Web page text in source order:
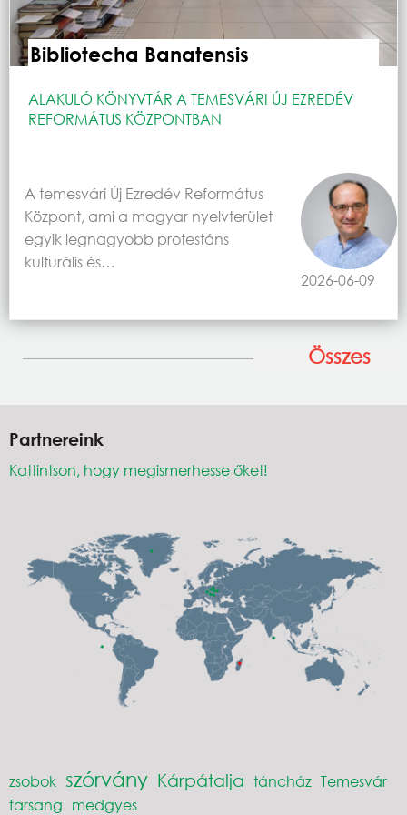
Bibliotecha Banatensis
ALAKULÓ KÖNYVTÁR A TEMESVÁRI ÚJ EZREDÉV
REFORMÁTUS KÖZPONTBAN
2026-06-09
A temesvári Új Ezredév Református
Központ, ami a magyar nyelvterület
egyik legnagyobb protestáns
kulturális és…
Összes
Partnereink
Kattintson, hogy megismerhesse őket!
zsobok szórvány Kárpátalja táncház Temesvár
farsang medgyes